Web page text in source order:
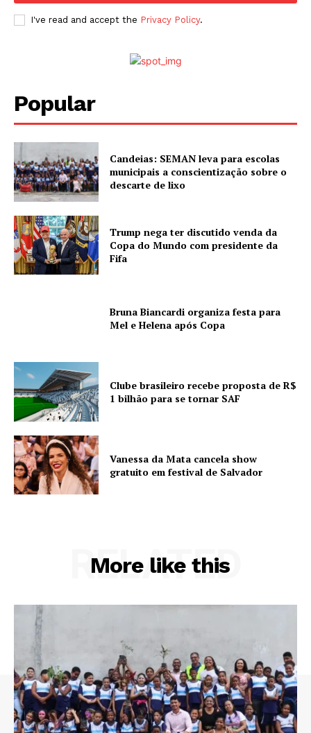
I've read and accept the Privacy Policy.
Popular
Candeias: SEMAN leva para escolas
municipais a conscientização sobre o
descarte de lixo
Trump nega ter discutido venda da
Copa do Mundo com presidente da
Fifa
Bruna Biancardi organiza festa para
Mel e Helena após Copa
Clube brasileiro recebe proposta de R$
1 bilhão para se tornar SAF
Vanessa da Mata cancela show
gratuito em festival de Salvador
More like this
RELATED